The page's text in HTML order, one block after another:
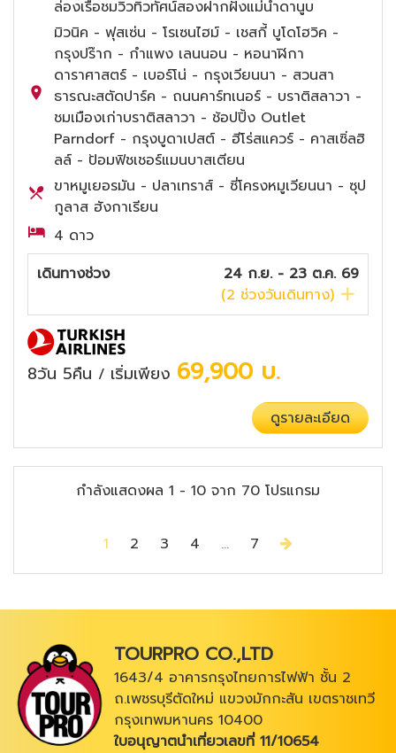
ล่องเรือชมวิวทิวทัศน์สองฝากฝั่งแม่น้ำดานูบ
มิวนิค - ฟุสเซ่น - โรเซนไฮม์ - เชสกี้ บูโดโฮวิค -
กรุงปร๊าก - กำแพง เลนนอน - หอนาฬิกา
ดาราศาสตร์ - เบอร์โน่ - กรุงเวียนนา - สวนสา
ธารณะสตัดปาร์ค - ถนนคาร์ทเนอร์ - บราติสลาวา -
ชมเมืองเก่าบราติสลาวา - ช้อปปิ้ง Outlet
Parndorf - กรุงบูดาเปสต์ - ฮีโร่สแควร์ - คาสเซิ่ลฮิ
ลล์ - ป้อมฟิชเชอร์แมนบาสเตียน
ขาหมูเยอรมัน - ปลาเทราส์ - ซี่โครงหมูเวียนนา - ซุป
กูลาส ฮังกาเรียน
4 ดาว
เดินทางช่วง
24 ก.ย. - 23 ต.ค. 69
(2 ช่วงวันเดินทาง)
8วัน 5คืน / เริ่มเพียง 69,900 บ.
ดูรายละเอียด
กำลังแสดงผล 1 - 10 จาก 70 โปรแกรม
1 2 3 4 ... 7
TOURPRO CO.,LTD
1643/4 อาคารกรุงไทยการไฟฟ้า ชั้น 2
ถ.เพชรบุรีตัดใหม่ แขวงมักกะสัน เขตราชเทวี
กรุงเทพมหานคร 10400
ใบอนุญาตนำเที่ยวเลขที่ 11/10654